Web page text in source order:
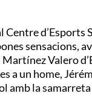
d’Esports
sensacions,
Valero
a un home,
amb la samarreta